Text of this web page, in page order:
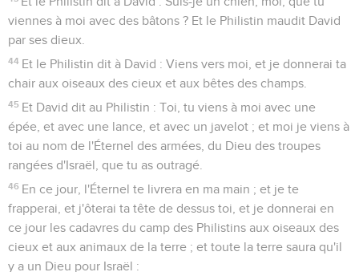
viennes à moi avec des bâtons ? Et le Philistin maudit David
par ses dieux.
44 Et le Philistin dit à David : Viens vers moi, et je donnerai ta
chair aux oiseaux des cieux et aux bêtes des champs.
45 Et David dit au Philistin : Toi, tu viens à moi avec une
épée, et avec une lance, et avec un javelot ; et moi je viens à
toi au nom de l'Éternel des armées, du Dieu des troupes
rangées d'Israël, que tu as outragé.
46 En ce jour, l'Éternel te livrera en ma main ; et je te
frapperai, et j'ôterai ta tête de dessus toi, et je donnerai en
ce jour les cadavres du camp des Philistins aux oiseaux des
cieux et aux animaux de la terre ; et toute la terre saura qu'il
y a un Dieu pour Israël :